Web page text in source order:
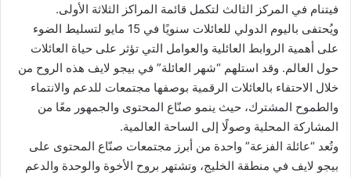
فيتنام في المركز الثالث لتكمل قائمة المراكز الثلاثة الأولى.
ويُحتفى باليوم الدولي للعائلات سنويًا في 15 مايو لتسليط الضوء
على أهمية الروابط العائلية والعوامل التي تؤثر على حياة العائلات
حول العالم. وقد استلهم “شهر العائلة” في بيجو لايف هذه الروح من
خلال الاحتفاء بالعائلات الرقمية بوصفها مجتمعات للدعم والانتماء
والطموح المشترك، حيث ينمو صنّاع المحتوى والجمهور معًا من
المشاركة المحلية وصولًا إلى الساحة العالمية.
وتُعد “عائلة الفزعة” واحدة من أبرز مجتمعات صنّاع المحتوى على
بيجو لايف في منطقة الخليج، وتشتهر بروح الأخوة والوحدة والدعم